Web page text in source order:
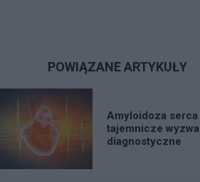
POWIĄZANE ARTYKUŁY
Amyloidoza serca
tajemnicze
diagnostyczne